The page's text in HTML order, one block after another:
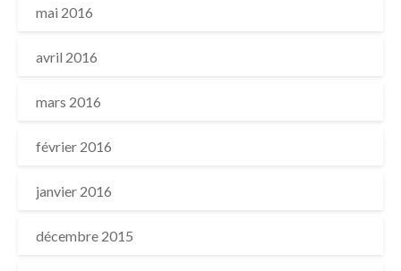
mai 2016
avril 2016
mars 2016
février 2016
janvier 2016
décembre 2015